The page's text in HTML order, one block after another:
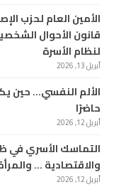
الأمين العام لحزب
قانون الأحوال
لنظام الأسرة
أبريل 13, 2026
الألم النفسي… حين
حاضرًا
أبريل 12, 2026
التماسك الأسري في
والاقتصادية …
أبريل 12, 2026